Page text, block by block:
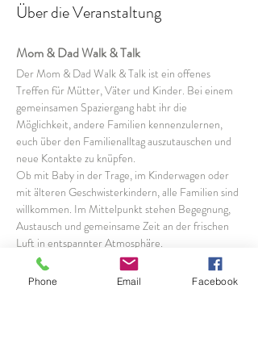
Über die Veranstaltung
Mom & Dad Walk & Talk
Der Mom & Dad Walk & Talk ist ein offenes
Treffen für Mütter, Väter und Kinder. Bei einem
gemeinsamen Spaziergang habt ihr die
Möglichkeit, andere Familien kennenzulernen,
euch über den Familienalltag auszutauschen und
neue Kontakte zu knüpfen.
Ob mit Baby in der Trage, im Kinderwagen oder
mit älteren Geschwisterkindern, alle Familien sind
willkommen. Im Mittelpunkt stehen Begegnung,
Austausch und gemeinsame Zeit an der frischen
Luft in entspannter Atmosphäre.
Das erwartet euch:
Gemeinsamer Spaziergang mit anderen
Phone Email Facebook